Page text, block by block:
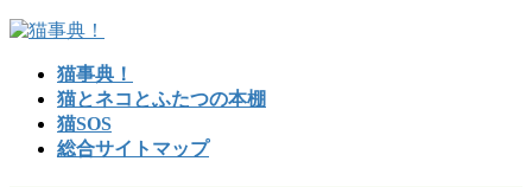
コ
ナ
猫事典！
猫とネコとふたつの本棚
猫SOS
総合サイトマップ